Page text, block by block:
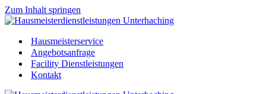
Zum Inhalt springen
Hausmeisterservice
Angebotsanfrage
Facility Dienstleistungen
Kontakt